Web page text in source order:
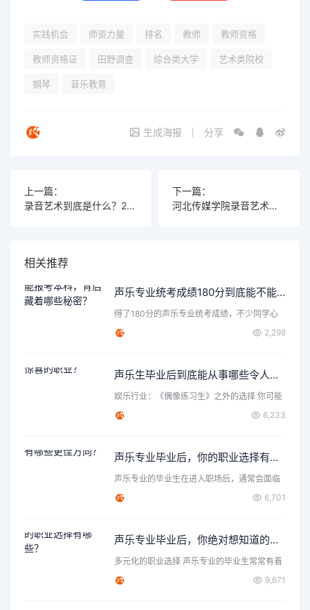
实践机会 师资力量 排名 教师 教师资格
教师资格证 田野调查 综合类大学 艺术类院校
钢琴 音乐教育
生成海报 分享
上一篇：
录音艺术到底是什么？2025年它将如何改变我们的听觉体验？
下一篇：
河北传媒学院录音艺术专业好不好？一文带你全面了解
相关推荐
声乐专业统考成绩180分到底能不能报考本科，背后藏着哪些秘密？
得了180分的声乐专业统考成绩，不少同学心
里都会打个问号：这…
2,298
声乐生毕业后到底能从事哪些令人惊喜的职业？
娱乐行业：《偶像练习生》之外的选择 你可能
首先想到了成为歌手…
6,233
声乐专业毕业后，你的职业选择有哪些更佳方向？
声乐专业的毕业生在进入职场后，通常会面临
各种各样的选择和机遇…
6,701
声乐专业毕业后，你绝对想知道的职业选择有哪些？
多元化的职业选择 声乐专业的毕业生常常有着
丰富的表达力和创造…
9,671